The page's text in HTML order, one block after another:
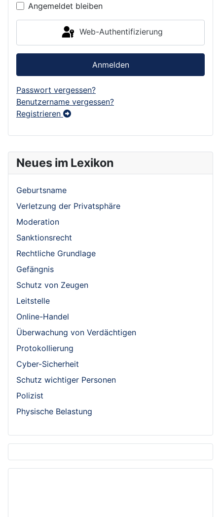
Neues im Lexikon
Geburtsname
Verletzung der Privatsphäre
Moderation
Sanktionsrecht
Rechtliche Grundlage
Gefängnis
Schutz von Zeugen
Leitstelle
Online-Handel
Überwachung von Verdächtigen
Protokollierung
Cyber-Sicherheit
Schutz wichtiger Personen
Polizist
Physische Belastung
Angemeldet bleiben
Web-Authentifizierung
Anmelden
Passwort vergessen?
Benutzername vergessen?
Registrieren